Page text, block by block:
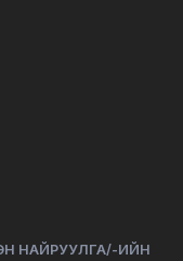
НАЙРУУЛГА/-ИЙН